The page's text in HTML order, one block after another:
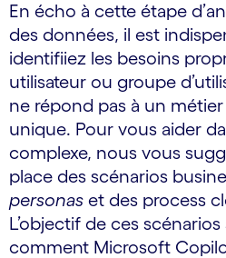
En écho à cette étape
des données, il est
identifiiez les besoins
utilisateur ou groupe
ne répond pas à un
unique. Pour vous aider
complexe, nous vous
place des scénarios
personas et des process
L’objectif de ces
comment Microsoft